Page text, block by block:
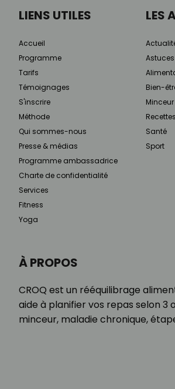
À PROPOS
CROQ est un rééquilibrage
aide à planifier vos repas selon 3
minceur, maladie chronique,
LIENS UTILES
Accueil
Programme
Tarifs
Témoignages
S'inscrire
Méthode
Qui sommes-nous
Presse & médias
Programme ambassadrice
Charte de confidentialité
Services
Fitness
Yoga
LES
Bien-
Minceur
Recettes
Santé
Sport